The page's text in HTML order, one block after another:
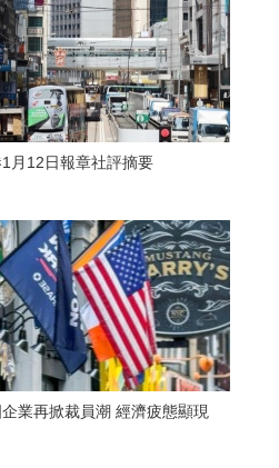
月12日報章社評摘要
業再掀裁員潮 經濟疲態顯現